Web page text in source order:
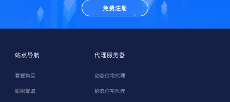
免费注册
站点导航
套餐购买
账密提取
代理服务器
动态住宅代理
静态住宅代理